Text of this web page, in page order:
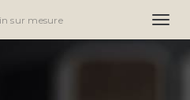
sur mesure